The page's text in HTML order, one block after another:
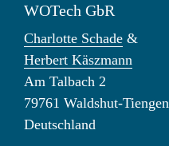
WOTech GbR
Charlotte Schade &
Herbert Käszmann
Am Talbach 2
79761 Waldshut-Tiengen
Deutschland